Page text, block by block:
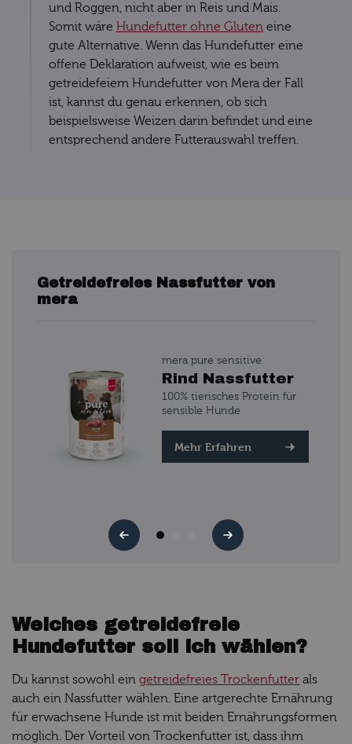
und Roggen, nicht aber in Reis und Mais.
Somit wäre Hundefutter ohne Gluten eine
gute Alternative. Wenn das Hundefutter eine
offene Deklaration aufweist, wie es beim
getreidefeiem Hundefutter von Mera der Fall
ist, kannst du genau erkennen, ob sich
beispielsweise Weizen darin befindet und eine
entsprechend andere Futterauswahl treffen.
Getreidefreies Nassfutter von
mera
mera pure sensitive
Rind Nassfutter
100% tierisches Protein für
sensible Hunde
Mehr Erfahren
Welches getreidefreie
Hundefutter soll ich wählen?
Du kannst sowohl ein getreidefreies Trockenfutter als
auch ein Nassfutter wählen. Eine artgerechte Ernährung
für erwachsene Hunde ist mit beiden Ernährungsformen
möglich. Der Vorteil von Trockenfutter ist, dass ihm